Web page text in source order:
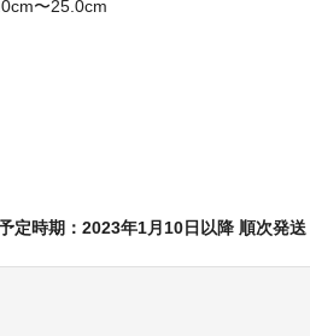
〜25.0cm
定時期：2023年1月10日以降 順次発送